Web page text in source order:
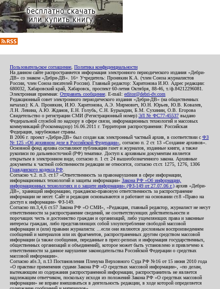
Пользовательское соглашение Политика конфиденциальности
На данном сайте распространяется информация электронного периодического издания «Дебри-
ДВ» со знаком «Дебри-ДВ». 16+ Учредитель: Пронякин К.А. (член Союза журналистов
России, член Союза писателей России). Главный редактор: Харитонова И.Ю. Адрес редакции:
680032, Хабаровский край, Хабаровск, проспект 60-летия Октября, 88-46, т./ф.84212296081.
Электронная приемная: Отправить сообщение . E-mail: editor@debri-dv.com
Редакционный совет электронного периодического издания «Дебри-ДВ» (на общественных
началах): К.А. Пронякин, И.Ю. Харитонова, А.Э. Мирмович, Ю.Н. Юрьев, Ю.В. Ковалев,
Л.Н. Левина, А.Ю. Жданов, Е.Н. Голубь, С.Н. Бурындин, Б.М. Сухинин, О.В. Егорова
Свидетельство о регистрации СМИ (Регистрационный номер) ЭЛ № ФС77-45537 выдано
Федеральной службой по надзору в сфере связи, информационных технологий и массовых
коммуникаций (Роскомнадзор) 16.06.2011 г. Территория распространения: Российская
Федерация, зарубежные страны.
В 2006 г. проект «Дебри-ДВ» был создан как электронный частный архив, в соответствии с ФЗ
№ 125 «Об архивном деле в Российской Федерации» , согласно п. 2 ст. 13 «Создание архивов».
Основной фонд архива составляют публикации газет и журналов, изданные книги, а также
рукописи по дальневосточной (РФ) тематике. Доступ к архивным документам является
открытым в электронном виде, согласно п. 1 ст. 24 вышеобозначенного закона. Архивные
документы к частной собственности редакции не относятся, согласно ст.ст. 1275, 1276, 1306
Гражданского кодекса РФ
Согласно ч.2. п.3. ст.17 «Ответственность за правонарушения в сфере информации,
информационных технологий и защиты информации» Закона РФ «Об информации,
информационных технологиях и о защите информации» (ФЗ-149 от 27.07.06 г.) архив «Дебри-
ДВ», хранящий информацию, гражданско-правовую ответственность за распространение
информации не несет. Сайт и редакция основываются и работают на основании ст.8 «Право на
доступ к информации» ФЗ-149.
Согласно пп.3,4,6 ст.57 Закона РФ «О СМИ», «Редакция, главный редактор, журналист не несут
ответственности за распространение сведений, не соответствующих действительности и
порочащих честь и достоинство граждан и организаций, либо ущемляющих права и законные
интересы граждан, либо представляющих собой злоупотребление свободой массовой
информации и (или) правами журналиста: ...если они являются дословным воспроизведением
сообщений и материалов или их фрагментов, распространенных другим средством массовой
информации (а также сообщения, переданные в пресс-релизах и информация государственных,
общественных организаций и объединений), которое может быть установлено и привлечено к
ответственности за данное нарушение законодательства Российской Федерации о средствах
массовой информации».
Согласно абз.3, п.13 Постановления Пленума Верховного Суда РФ №16 от 15 июня 2010 года
«О практике применения судами Закона РФ «О средствах массовой информации», «по делам,
вытекающим из содержания распространенной информации, распространитель не является
надлежащим ответчиком, поскольку исходя из положений Закона РФ «О средствах массовой
информации» не вправе вмешиваться в деятельность редакции, в ходе которой определяется